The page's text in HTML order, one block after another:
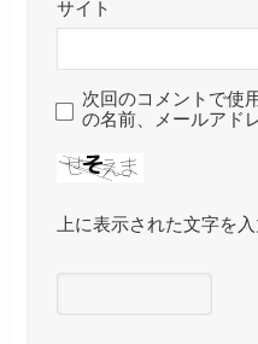
サイト
次回のコメントで使
の名前、メールアド
上に表示された文字を